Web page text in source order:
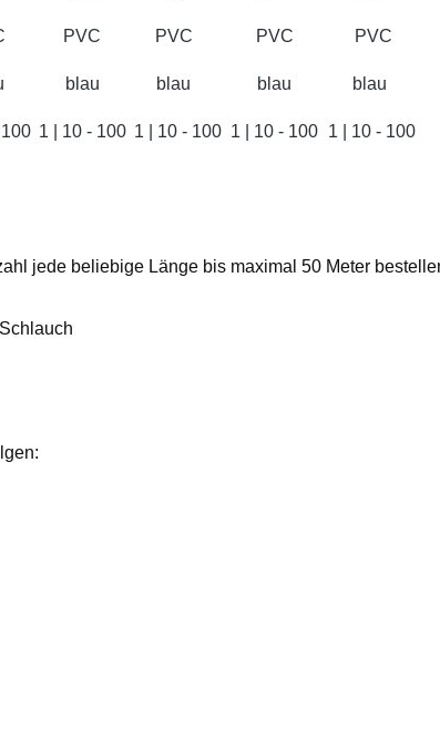
PVC PVC PVC PVC
blau blau blau blau
1 | 10 - 100 1 | 10 - 100 1 | 10 - 100 1 | 10 - 100
jede beliebige Länge bis maximal 50 Meter